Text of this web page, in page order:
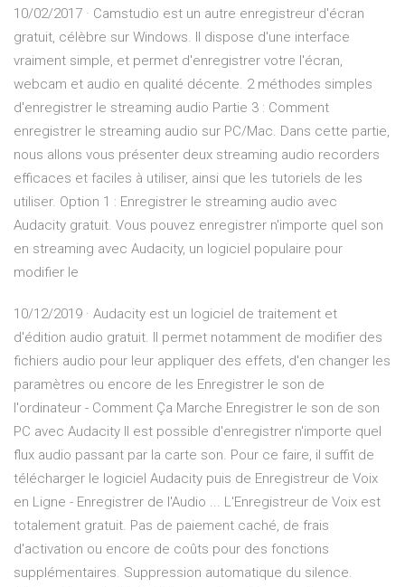
10/02/2017 · Camstudio est un autre enregistreur d'écran
gratuit, célèbre sur Windows. Il dispose d'une interface
vraiment simple, et permet d'enregistrer votre l'écran,
webcam et audio en qualité décente. 2 méthodes simples
d'enregistrer le streaming audio Partie 3 : Comment
enregistrer le streaming audio sur PC/Mac. Dans cette partie,
nous allons vous présenter deux streaming audio recorders
efficaces et faciles à utiliser, ainsi que les tutoriels de les
utiliser. Option 1 : Enregistrer le streaming audio avec
Audacity gratuit. Vous pouvez enregistrer n'importe quel son
en streaming avec Audacity, un logiciel populaire pour
modifier le
10/12/2019 · Audacity est un logiciel de traitement et
d'édition audio gratuit. Il permet notamment de modifier des
fichiers audio pour leur appliquer des effets, d'en changer les
paramètres ou encore de les Enregistrer le son de
l'ordinateur - Comment Ça Marche Enregistrer le son de son
PC avec Audacity Il est possible d'enregistrer n'importe quel
flux audio passant par la carte son. Pour ce faire, il suffit de
télécharger le logiciel Audacity puis de Enregistreur de Voix
en Ligne - Enregistrer de l'Audio ... L'Enregistreur de Voix est
totalement gratuit. Pas de paiement caché, de frais
d'activation ou encore de coûts pour des fonctions
supplémentaires. Suppression automatique du silence.